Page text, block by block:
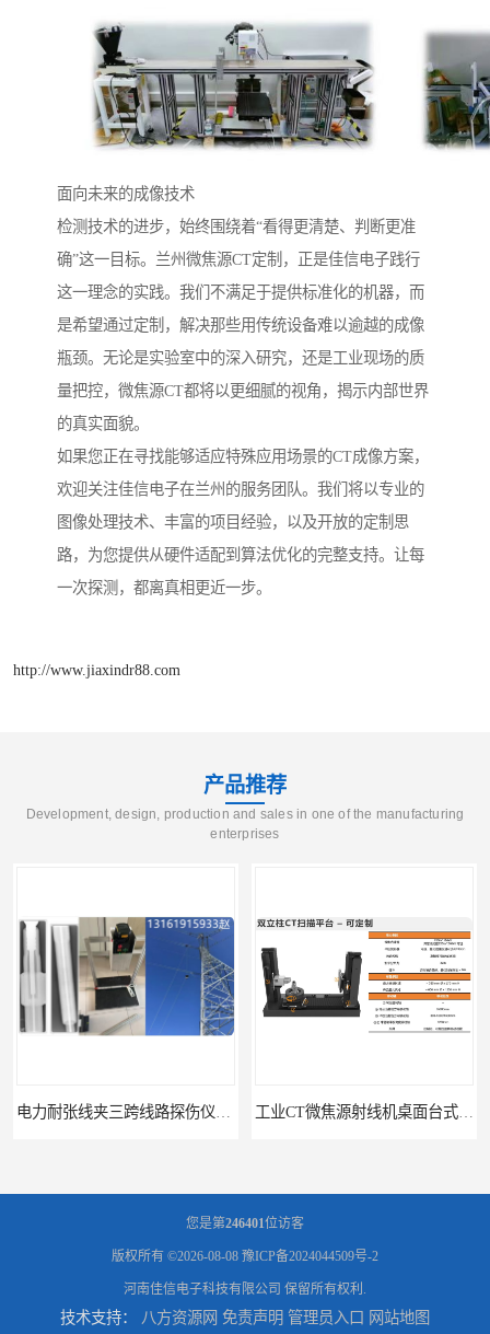
面向未来的成像技术
检测技术的进步，始终围绕着“看得更清楚、判断更准
确”这一目标。兰州微焦源CT定制，正是佳信电子践行
这一理念的实践。我们不满足于提供标准化的机器，而
是希望通过定制，解决那些用传统设备难以逾越的成像
瓶颈。无论是实验室中的深入研究，还是工业现场的质
量把控，微焦源CT都将以更细腻的视角，揭示内部世界
的真实面貌。
如果您正在寻找能够适应特殊应用场景的CT成像方案，
欢迎关注佳信电子在兰州的服务团队。我们将以专业的
图像处理技术、丰富的项目经验，以及开放的定制思
路，为您提供从硬件适配到算法优化的完整支持。让每
一次探测，都离真相更近一步。
http://www.jiaxindr88.com
产品推荐
Development, design, production and sales in one of the manufacturing
enterprises
电力耐张线夹三跨线路探伤仪X射线机DR成像检测系统 工业CT微焦源射线机桌面台式CT实验动物三维X光成像系统微型CT
您是第246401位访客
版权所有 ©2026-08-08 豫ICP备2024044509号-2
河南佳信电子科技有限公司 保留所有权利.
技术支持： 八方资源网 免责声明 管理员入口 网站地图